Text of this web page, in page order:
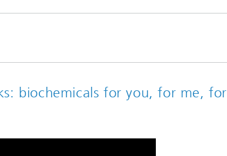
biochemicals for you, for me, for